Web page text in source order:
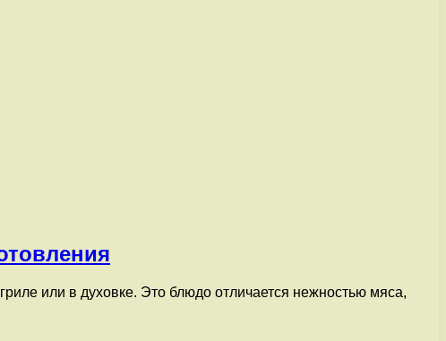
или в духовке. Это блюдо отличается нежностью мяса,